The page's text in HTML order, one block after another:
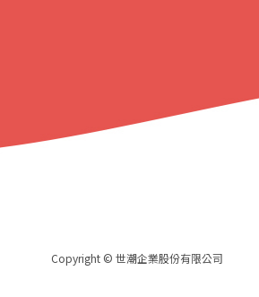
Copyright © 世潮企業股份有限公司